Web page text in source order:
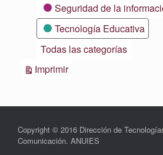
Seguridad de la
Tecnología Educativa
Todas las categorías
ImprimirVistas
Copyright © 2016 Dirección de
Comunicación. ANUIES